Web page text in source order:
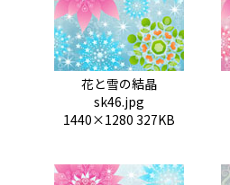
花と雪の結晶
sk46.jpg
1440×1280 327KB